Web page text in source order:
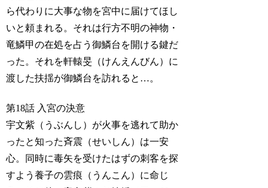
ら代わりに大事な物を宮中に届けてほし
いと頼まれる。それは行方不明の神物・
竜鱗甲の在処を占う御鱗台を開ける鍵だ
った。それを軒轅旻（けんえんびん）に
渡した扶揺が御鱗台を訪れると…。
第18話 入宮の決意
宇文紫（うぶんし）が火事を逃れて助か
ったと知った斉震（せいしん）は一安
心。同時に毒矢を受けたはずの刺客を探
すよう養子の雲痕（うんこん）に命じ